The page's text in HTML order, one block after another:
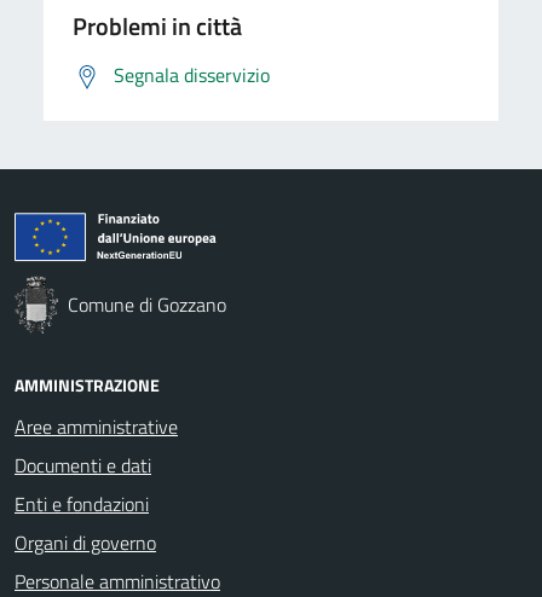
Problemi in città
Segnala disservizio
Comune di Gozzano
AMMINISTRAZIONE
Aree amministrative
Documenti e dati
Enti e fondazioni
Organi di governo
Personale amministrativo